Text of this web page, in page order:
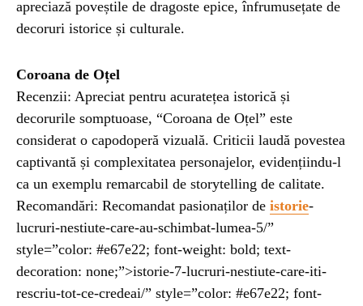
apreciază poveștile de dragoste epice, înfrumusețate de
decoruri istorice și culturale.
Coroana de Oțel
Recenzii: Apreciat pentru acuratețea istorică și
decorurile somptuoase, “Coroana de Oțel” este
considerat o capodoperă vizuală. Criticii laudă povestea
captivantă și complexitatea personajelor, evidențiindu-l
ca un exemplu remarcabil de storytelling de calitate.
Recomandări: Recomandat pasionaților de istorie-
lucruri-nestiute-care-au-schimbat-lumea-5/”
style=”color: #e67e22; font-weight: bold; text-
decoration: none;”>istorie-7-lucruri-nestiute-care-iti-
rescriu-tot-ce-credeai/” style=”color: #e67e22; font-